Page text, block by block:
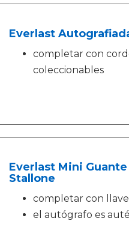
Everlast
completar con
coleccionables
Everlast Mini
Stallone
completar con
el autógrafo es